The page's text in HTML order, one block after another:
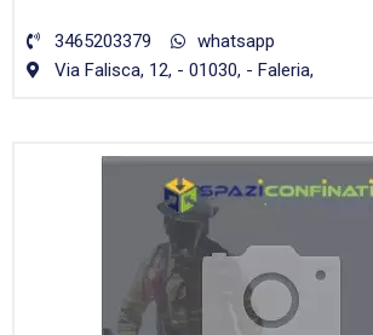
3465203379
whatsapp
Via Falisca, 12, - 01030, - Faleria,